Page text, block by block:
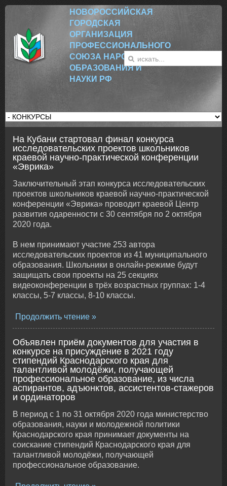
НОВОРОССИЙСКАЯ
ГОРОДСКАЯ
ОРГАНИЗАЦИЯ
ПРОФЕССИОНАЛЬНОГО
СОЮЗА НАРОДНОГО
ОБРАЗОВАНИЯ И
НАУКИ РФ
На Кубани стартовал финал конкурса
исследовательских проектов школьников
краевой научно-практической конференции
«Эврика»
Заключительный этап конкурса исследовательских
проектов школьников краевой научно-практической
конференции «Эврика» проводит краевой Центр
развития одаренности с 30 сентября по 2 октября
2020 года.
В нем принимают участие 253 автора
исследовательских проектов из 41 муниципального
образования. Школьники в онлайн-режиме будут
защищать свои проекты на 25 секциях
видеоконференции в трёх возрастных группах: 1-4
классы, 5-7 классы, 8-10 классы.
Продолжить чтение
Объявлен приём документов для участия в
конкурсе на присуждение в 2021 году
стипендий Краснодарского края для
талантливой молодёжи, получающей
профессиональное образование, из числа
аспирантов, адъюнктов, ассистентов-стажеров
и ординаторов
В период с 1 по 31 октября 2020 года министерство
образования, науки и молодежной политики
Краснодарского края принимает документы на
соискание стипендий Краснодарского края для
талантливой молодёжи, получающей
профессиональное образование.